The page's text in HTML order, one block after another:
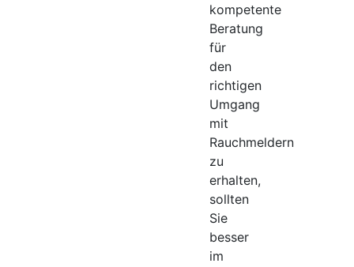
kompetente
Beratung
für
den
richtigen
Umgang
mit
Rauchmeldern
zu
erhalten,
sollten
Sie
besser
im